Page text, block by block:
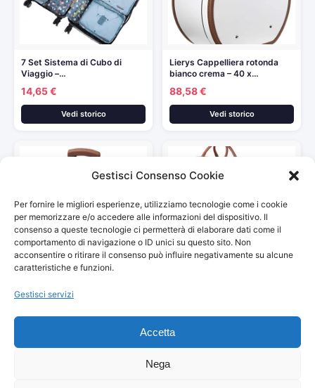
Gestisci Consenso Cookie
Per fornire le migliori esperienze, utilizziamo tecnologie come i cookie
per memorizzare e/o accedere alle informazioni del dispositivo. Il
consenso a queste tecnologie ci permetterà di elaborare dati come il
comportamento di navigazione o ID unici su questo sito. Non
acconsentire o ritirare il consenso può influire negativamente su alcune
caratteristiche e funzioni.
Gestisci servizi
Accetta
Nega
7 Set Sistema di Cubo di
Viaggio –…
14,65 €
Vedi storico
Lierys Cappelliera rotonda
bianco crema – 40 x…
88,58 €
Vedi storico
Valigia Vintage retrò Sole e
Palma Viaggio 16GB…
14,99 €
Leathario Trolley in Pelle